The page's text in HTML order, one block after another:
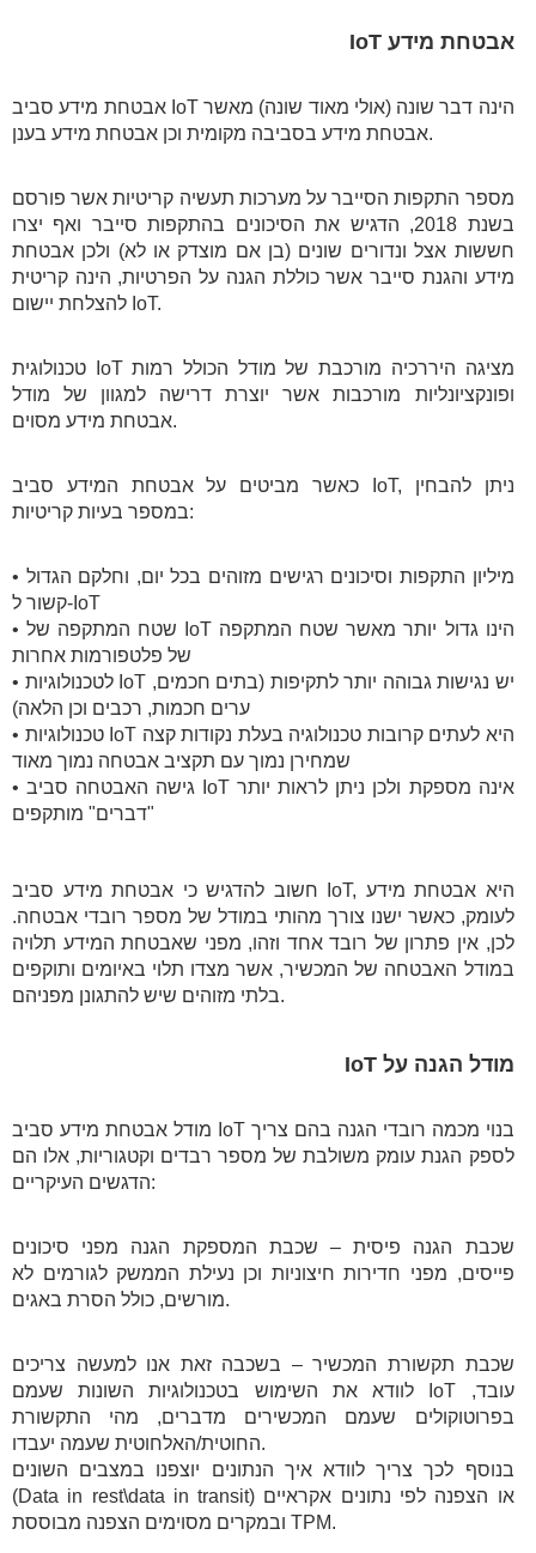
אבטחת מידע IoT
אבטחת מידע סביב IoT הינה דבר שונה (אולי מאוד שונה) מאשר
אבטחת מידע בסביבה מקומית וכן אבטחת מידע בענן.
מספר התקפות הסייבר על מערכות תעשיה קריטיות אשר פורסם
בשנת 2018, הדגיש את הסיכונים בהתקפות סייבר ואף יצרו
חששות אצל ונדורים שונים (בן אם מוצדק או לא) ולכן אבטחת
מידע והגנת סייבר אשר כוללת הגנה על הפרטיות, הינה קריטית
להצלחת יישום IoT.
טכנולוגית IoT מציגה היררכיה מורכבת של מודל הכולל רמות
ופונקציונליות מורכבות אשר יוצרת דרישה למגוון של מודל
אבטחת מידע מסוים.
כאשר מביטים על אבטחת המידע סביב IoT, ניתן להבחין
במספר בעיות קריטיות:
• מיליון התקפות וסיכונים רגישים מזוהים בכל יום, וחלקם הגדול
קשור ל-IoT
• שטח המתקפה של IoT הינו גדול יותר מאשר שטח המתקפה
של פלטפורמות אחרות
• לטכנולוגיות IoT יש נגישות גבוהה יותר לתקיפות (בתים חכמים,
ערים חכמות, רכבים וכן הלאה)
• טכנולוגיות IoT היא לעתים קרובות טכנולוגיה בעלת נקודות קצה
שמחירן נמוך עם תקציב אבטחה נמוך מאוד
• גישה האבטחה סביב IoT אינה מספקת ולכן ניתן לראות יותר
"דברים" מותקפים
חשוב להדגיש כי אבטחת מידע סביב IoT, היא אבטחת מידע
לעומק, כאשר ישנו צורך מהותי במודל של מספר רובדי אבטחה.
לכן, אין פתרון של רובד אחד וזהו, מפני שאבטחת המידע תלויה
במודל האבטחה של המכשיר, אשר מצדו תלוי באיומים ותוקפים
בלתי מזוהים שיש להתגונן מפניהם.
מודל הגנה על IoT
מודל אבטחת מידע סביב IoT בנוי מכמה רובדי הגנה בהם צריך
לספק הגנת עומק משולבת של מספר רבדים וקטגוריות, אלו הם
הדגשים העיקריים:
שכבת הגנה פיסית – שכבת המספקת הגנה מפני סיכונים
פייסים, מפני חדירות חיצוניות וכן נעילת הממשק לגורמים לא
מורשים, כולל הסרת באגים.
שכבת תקשורת המכשיר – בשכבה זאת אנו למעשה צריכים
לוודא את השימוש בטכנולוגיות השונות שעמם IoT עובד,
בפרוטוקולים שעמם המכשירים מדברים, מהי התקשורת
החוטית/האלחוטית שעמה יעבדו.
בנוסף לכך צריך לוודא איך הנתונים יוצפנו במצבים השונים
(Data in rest\data in transit) או הצפנה לפי נתונים אקראיים
ובמקרים מסוימים הצפנה מבוססת TPM.